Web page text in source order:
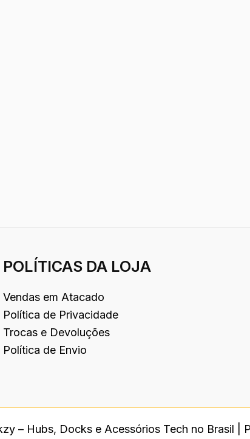
POLÍTICAS DA LOJA
Vendas em Atacado
Política de Privacidade
Trocas e Devoluções
Política de Envio
– Hubs, Docks e Acessórios Tech no Brasil |